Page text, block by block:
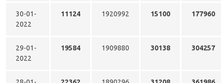
30-01-
2022
11124 1920992 15100 177960
29-01-
2022
19584 1909880 30138 304257